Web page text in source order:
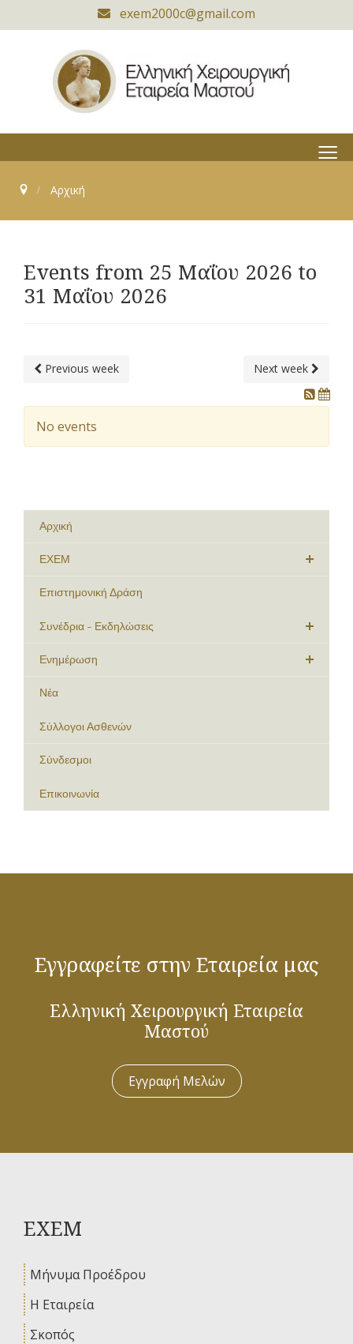
exem2000c@gmail.com
≡
Αρχική
Events from 25 Μαΐου 2026 to
31 Μαΐου 2026
Previous week Next week
No events
Αρχική
ΕΧΕΜ
Επιστημονική Δράση
Συνέδρια - Εκδηλώσεις
Ενημέρωση
Νέα
Σύλλογοι Ασθενών
Σύνδεσμοι
Επικοινωνία
Εγγραφείτε στην Εταιρεία μας
Ελληνική Χειρουργική Εταιρεία
Μαστού
Εγγραφή Μελών
ΕΧΕΜ
Μήνυμα Προέδρου
Η Εταιρεία
Σκοπός